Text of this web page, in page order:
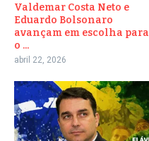
Valdemar Costa Neto e
Eduardo Bolsonaro
avançam em escolha para
o ...
abril 22, 2026